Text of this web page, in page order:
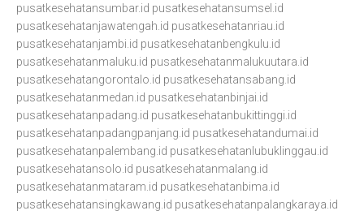
pusatkesehatansumbar.id pusatkesehatansumsel.id
pusatkesehatanjawatengah.id pusatkesehatanriau.id
pusatkesehatanjambi.id pusatkesehatanbengkulu.id
pusatkesehatanmaluku.id pusatkesehatanmalukuutara.id
pusatkesehatangorontalo.id pusatkesehatansabang.id
pusatkesehatanmedan.id pusatkesehatanbinjai.id
pusatkesehatanpadang.id pusatkesehatanbukittinggi.id
pusatkesehatanpadangpanjang.id pusatkesehatandumai.id
pusatkesehatanpalembang.id pusatkesehatanlubuklinggau.id
pusatkesehatansolo.id pusatkesehatanmalang.id
pusatkesehatanmataram.id pusatkesehatanbima.id
pusatkesehatansingkawang.id pusatkesehatanpalangkaraya.id